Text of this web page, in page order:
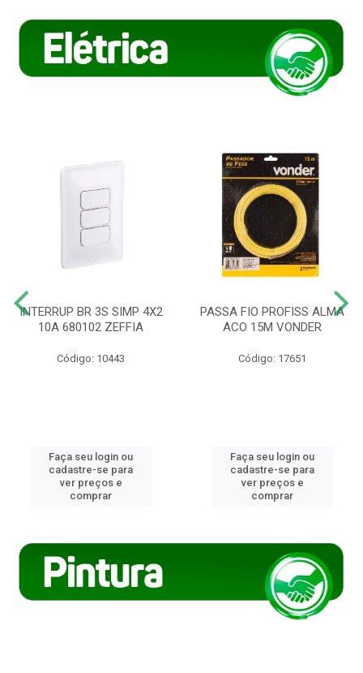
INTERRUP BR 3S SIMP 4X2
10A 680102 ZEFFIA
Código: 10443
Faça seu login ou
cadastre-se para
ver preços e
comprar
PASSA FIO PROFISS ALMA
ACO 15M VONDER
Código: 17651
Faça seu login ou
cadastre-se para
ver preços e
comprar